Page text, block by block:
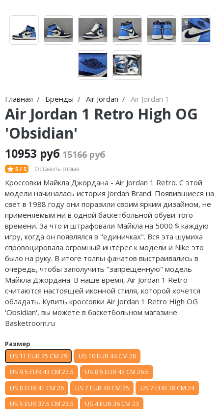
Главная Бренды Air Jordan Air Jordan 1
Air Jordan 1 Retro High OG
'Obsidian'
10953 руб 15166 руб
5 / 5 Оставить отзыв
Кроссовки Майкла Джордана - Air Jordan 1 Retro. С этой
модели начиналась история Jordan Brand. Появившиеся на
свет в 1988 году они поразили своим ярким дизайном, не
применяемым ни в одной баскетбольной обуви того
времени. За что и штрафовали Майкла на 5000 $ каждую
игру, когда он появлялся в "единичках". Вся эта шумиха
спровоцировала огромный интерес к модели и Nike это
было на руку. В итоге толпы фанатов выстраивались в
очередь, чтобы заполучить "запрещенную" модель
Майкла Джордана. В наше время, Air Jordan 1 Retro
считаются настоящей иконной стиля, которой хочется
обладать. Купить кроссовки Air Jordan 1 Retro High OG
'Obsidian', вы можете в баскетбольном магазине
Basketroom.ru
Размер
US 11 EUR 45 CM 29
US 10 EUR 44 CM 28
US 9.5 EUR 43 CM 27.5
US 8.5 EUR 42 CM 26.5
US 8 EUR 41 CM 26
US 7 EUR 40 CM 25
US 7 EUR 38 CM 24
US 5 EUR 37.5 CM 23.5
US 4 EUR 36 CM 23
Nike Dunk
Nike Shox
Nike Initiator
Nike Pegasus
Nike Precision
Nike Hyperdunk
Nike Hyperset
Nike Cosmic Unity
Nike Air Deldon
Nike Sabrina
Nike A’ja
Nike ST
Nike GT
Nike Book
Nike LeBron
Nike Kyrie
adidas Samba
adidas Gazelle
adidas adiFOM
adidas Adizero
adidas Harden
adidas Dame
adidas AE
Adidas Yeezy Boost 350 V2